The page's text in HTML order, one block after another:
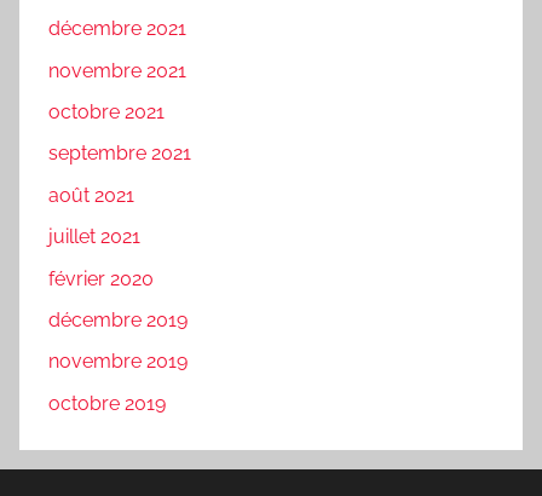
décembre 2021
novembre 2021
octobre 2021
septembre 2021
août 2021
juillet 2021
février 2020
décembre 2019
novembre 2019
octobre 2019